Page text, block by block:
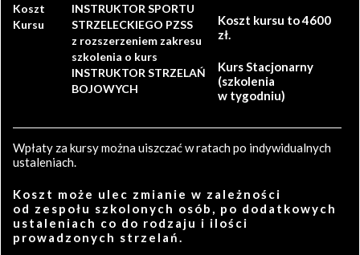
Koszt
Kursu
INSTRUKTOR SPORTU
STRZELECKIEGO PZSS
z rozszerzeniem zakresu
szkolenia o kurs
INSTRUKTOR STRZELAŃ
BOJOWYCH
Koszt kursu to 4600
zł.
Kurs Stacjonarny
(szkolenia
w tygodniu)
Wpłaty za kursy można uiszczać w ratach po indywidualnych
ustaleniach.
Koszt może ulec zmianie w zależności
od zespołu szkolonych osób, po dodatkowych
ustaleniach co do rodzaju i ilości
prowadzonych strzelań.